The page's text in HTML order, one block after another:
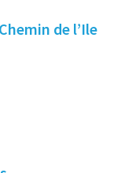
de l’Ile